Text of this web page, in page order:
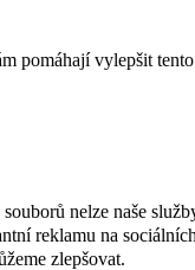
vylepšit
nelze naše
reklamu na
zlepšovat.